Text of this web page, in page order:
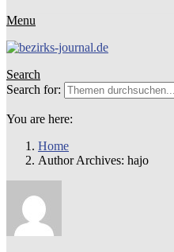
Menu
Search
Search for:
You are here:
Home
Author Archives: hajo